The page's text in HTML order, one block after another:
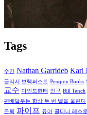
Tags
수건 Nathan Garrideb Karl
글리시 브랙퍼스트 Penquin Books
교수 마인드헌터 인구 Bill Tench
편배달부는 항상 두 번 벨을 울린다
은퇴
파이프 유머 골디니 레스